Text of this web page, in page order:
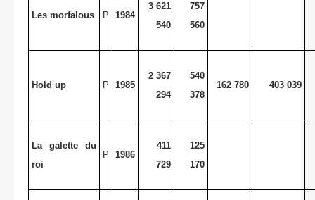
Les morfalous P 1984
3 621
540
757
560
Hold up P 1985
2 367
294
540
378
162 780 403 039
La galette du
roi
P 1986
411
729
125
170